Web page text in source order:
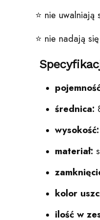
⭐️ nie uwalniają
⭐️ nie nadają
średnica:
wysokość:
materiał:
kolor
ilość w